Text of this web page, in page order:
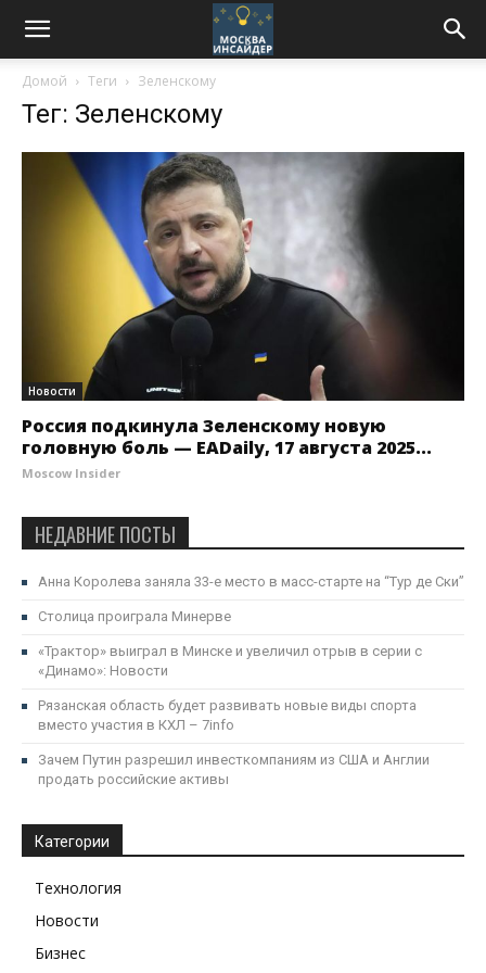
Домой Теги Зеленскому
Тег: Зеленскому
Новости
Россия подкинула Зеленскому новую
головную боль — EADaily, 17 августа 2025...
Moscow Insider
НЕДАВНИЕ ПОСТЫ
Анна Королева заняла 33-е место в масс-старте на “Тур де Ски”
Столица проиграла Минерве
«Трактор» выиграл в Минске и увеличил отрыв в серии с
«Динамо»: Новости
Рязанская область будет развивать новые виды спорта
вместо участия в КХЛ – 7info
Зачем Путин разрешил инвесткомпаниям из США и Англии
продать российские активы
Категории
Технология
Новости
Бизнес